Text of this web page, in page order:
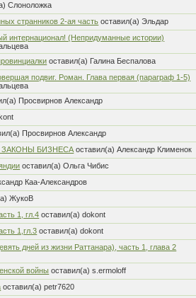
Слоноложка
странников 2-ая часть оставил(а) Эльдар
интернационал! (Непридуманные истории)
оставил(а) Галина Беспалова
подвиг. Роман. Глава первая (параграф 1-5)
Просвирнов Александр
Просвирнов Александр
БИЗНЕСА оставил(а) Александр Клименок
оставил(а) Ольга Чибис
Каа-Александров
ЖукоВ
1, гл.4 оставил(а) dokont
1,гл.3 оставил(а) dokont
дней из жизни Раттанара), часть 1, глава 2
войны оставил(а) s.ermoloff
оставил(а) petr7620